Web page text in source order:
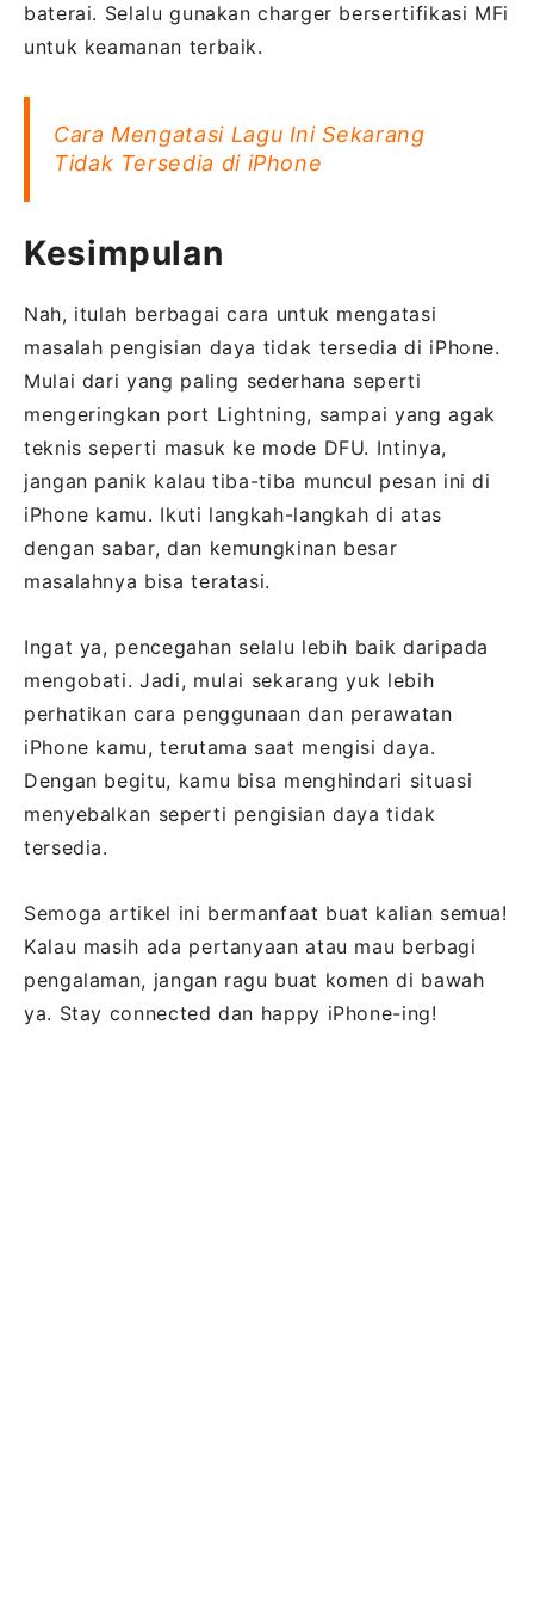
baterai. Selalu gunakan charger bersertifikasi MFi
untuk keamanan terbaik.
Cara Mengatasi Lagu Ini Sekarang
Tidak Tersedia di iPhone
Kesimpulan
Nah, itulah berbagai cara untuk mengatasi
masalah pengisian daya tidak tersedia di iPhone.
Mulai dari yang paling sederhana seperti
mengeringkan port Lightning, sampai yang agak
teknis seperti masuk ke mode DFU. Intinya,
jangan panik kalau tiba-tiba muncul pesan ini di
iPhone kamu. Ikuti langkah-langkah di atas
dengan sabar, dan kemungkinan besar
masalahnya bisa teratasi.
Ingat ya, pencegahan selalu lebih baik daripada
mengobati. Jadi, mulai sekarang yuk lebih
perhatikan cara penggunaan dan perawatan
iPhone kamu, terutama saat mengisi daya.
Dengan begitu, kamu bisa menghindari situasi
menyebalkan seperti pengisian daya tidak
tersedia.
Semoga artikel ini bermanfaat buat kalian semua!
Kalau masih ada pertanyaan atau mau berbagi
pengalaman, jangan ragu buat komen di bawah
ya. Stay connected dan happy iPhone-ing!